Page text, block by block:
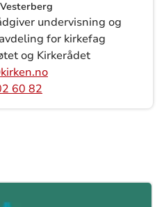
undervisning og
for kirkefag
og Kirkerådet
60 82